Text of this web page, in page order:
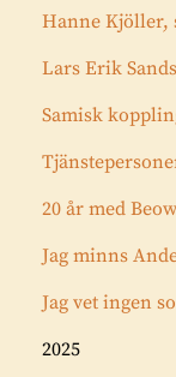
Hanne Kjöller,
Lars Erik
Samisk
20 år med
Jag minns
Jag vet ingen
2025